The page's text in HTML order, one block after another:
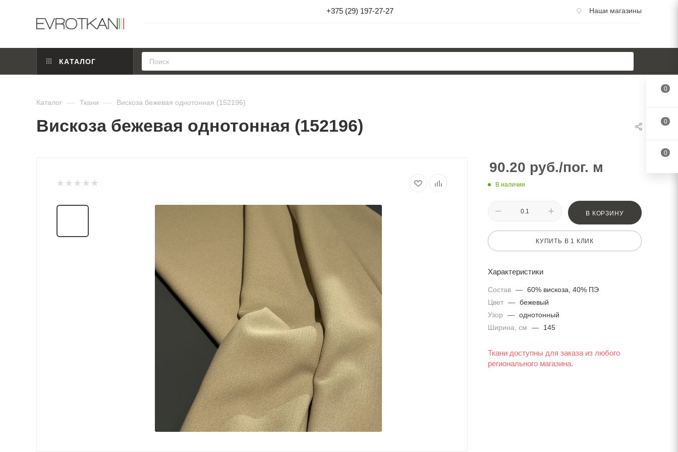
+375 (29) 197-27-27 Наши магазины
КАТАЛОГ
Каталог — Ткани — Вискоза бежевая однотонная (152196)
Вискоза бежевая однотонная (152196)
90.20 руб./пог. м
В наличии
В КОРЗИНУ
КУПИТЬ В 1 КЛИК
Характеристики
Состав — 60% вискоза, 40% ПЭ
Цвет — бежевый
Узор
— однотонный
Ширина, см
— 145
Ткани доступны для заказа из любого
регионального магазина.
0
0
0